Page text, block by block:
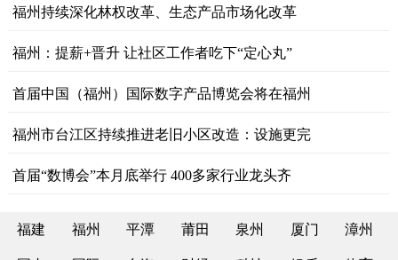
​福州持续深化林权改革、生态产品市场化改革
福州：提薪+晋升 让社区工作者吃下“定心丸”
首届中国（福州）国际数字产品博览会将在福州
福州市台江区持续推进老旧小区改造：设施更完
首届“数博会”本月底举行 400多家行业龙头齐
福建 福州 平潭 莆田 泉州 厦门 漳州